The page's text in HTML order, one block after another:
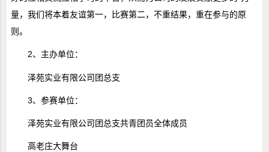
量，我们将本着友谊第一，比赛第二，不重结果，重在参与的原
则。
2、主办单位：
泽苑实业有限公司团总支
3、参赛单位：
泽苑实业有限公司团总支共青团员全体成员
高老庄大舞台